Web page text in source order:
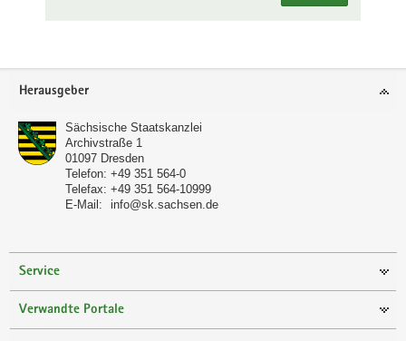
Footer-
Herausgeber
Sächsische Staatskanzlei
Archivstraße 1
01097 Dresden
Telefon: +49 351 564-0
Telefax: +49 351 564-10999
E-Mail:
info@sk.sachsen.de
Service
Verwandte Portale